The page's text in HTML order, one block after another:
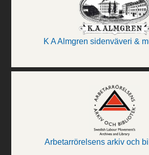
K A Almgren sidenväveri &
Arbetarrörelsens arkiv och